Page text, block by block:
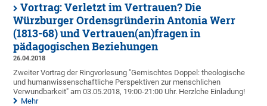
Vortrag: Verletzt im Vertrauen? Die
Würzburger Ordensgründerin Antonia Werr
(1813-68) und Vertrauen(an)fragen in
pädagogischen Beziehungen
26.04.2018
Zweiter Vortrag der Ringvorlesung "Gemischtes Doppel: theologische
und humanwissenschaftliche Perspektiven zur menschlichen
Verwundbarkeit" am 03.05.2018, 19:00-21:00 Uhr. Herzlche Einladung!
Mehr